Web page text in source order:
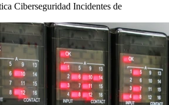
Ciberseguridad Incidentes de